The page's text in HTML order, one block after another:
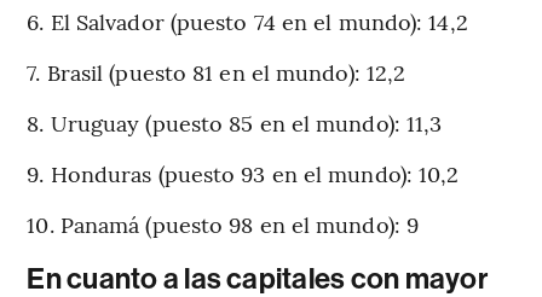
6. El Salvador (puesto 74 en el mundo): 14,2
7. Brasil (puesto 81 en el mundo): 12,2
8. Uruguay (puesto 85 en el mundo): 11,3
9. Honduras (puesto 93 en el mundo): 10,2
10. Panamá (puesto 98 en el mundo): 9
En cuanto a las capitales con mayor